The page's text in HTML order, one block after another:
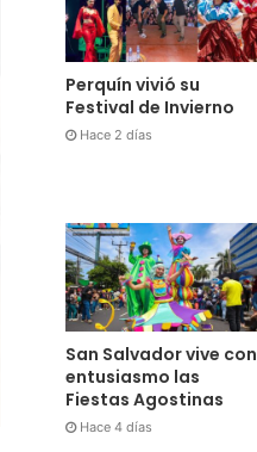
Perquín vivió su
Festival de Invierno
Hace 2 días
San Salvador vive con
entusiasmo las
Fiestas Agostinas
Hace 4 días